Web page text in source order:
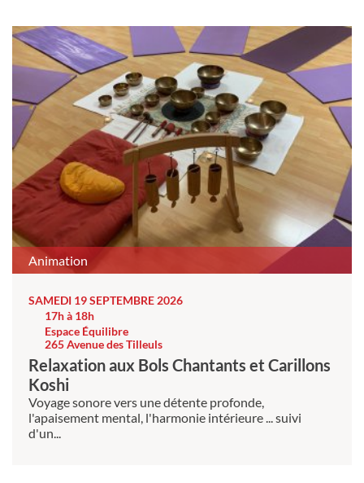
Animation
SAMEDI 19 SEPTEMBRE 2026
17h à 18h
Espace Équilibre
265 Avenue des Tilleuls
Relaxation aux Bols Chantants et Carillons
Koshi
Voyage sonore vers une détente profonde,
l'apaisement mental, l'harmonie intérieure ... suivi
d'un...